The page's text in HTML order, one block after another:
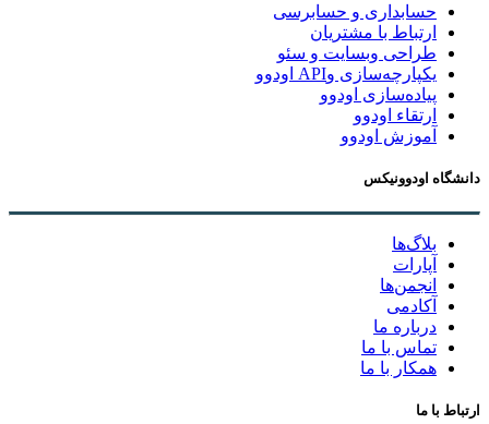
حسابداری و حسابرسی
ارتباط با مشتریان
طراحی وبسایت و سئو
یکپارچه‌سازی وAPI اودوو
پیاده‌سازی اودوو
ارتقاء اودوو
آموزش اودوو
دانشگاه اودوونیکس
بلاگ‌ها
آپارات
انجمن‌ها
آکادمی
درباره ما
تماس با ما
همکار با ما
ارتباط با ما